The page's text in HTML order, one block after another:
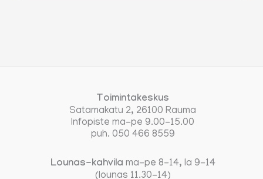
Toimintakeskus
Satamakatu 2, 26100 Rauma
Infopiste ma-pe 9.00-15.00
puh. 050 466 8559
Lounas-kahvila ma-pe 8-14, la 9-14
(lounas 11.30-14)